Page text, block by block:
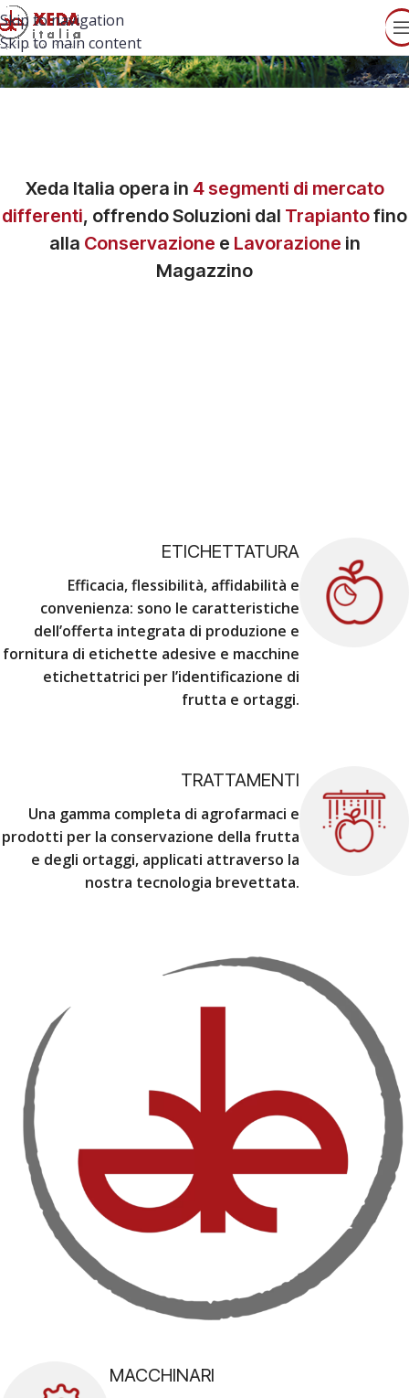
Skip to navigation
Skip to main content
Xeda Italia opera in 4 segmenti di mercato
differenti, offrendo Soluzioni dal Trapiantofino
alla Conservazione e Lavorazione in
Magazzino
ETICHETTATURA
Efficacia, flessibilità, affidabilità e
convenienza: sono le caratteristiche
dell’offerta integrata di produzione e
fornitura di etichette adesive e macchine
etichettatrici per l’identificazione di
frutta e ortaggi.
TRATTAMENTI
Una gamma completa di agrofarmaci e
prodotti per la conservazione della frutta
e degli ortaggi, applicati attraverso la
nostra tecnologia brevettata.
MACCHINARI